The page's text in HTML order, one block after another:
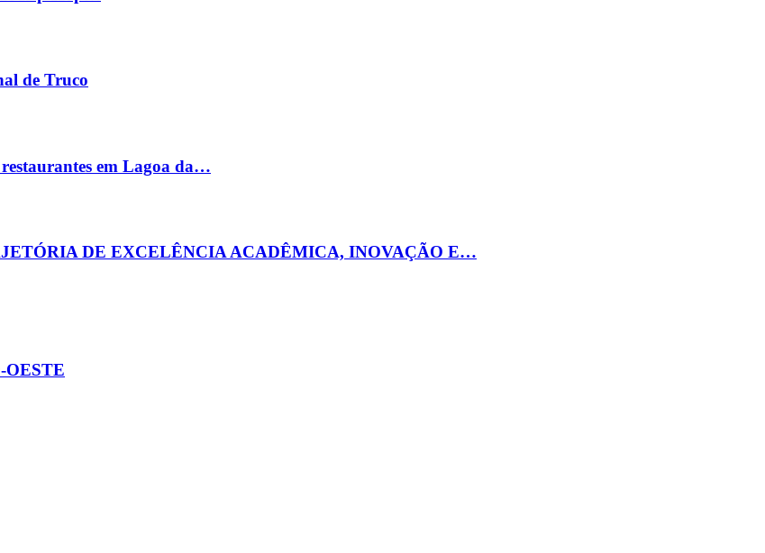
de Truco
em Lagoa da…
DE EXCELÊNCIA ACADÊMICA, INOVAÇÃO E…
OESTE